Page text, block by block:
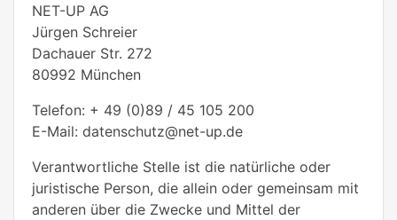
NET-UP AG
Jürgen Schreier
Dachauer Str. 272
80992 München
Telefon: + 49 (0)89 / 45 105 200
E-Mail: datenschutz@net-up.de
Verantwortliche Stelle ist die natürliche oder
juristische Person, die allein oder gemeinsam mit
anderen über die Zwecke und Mittel der